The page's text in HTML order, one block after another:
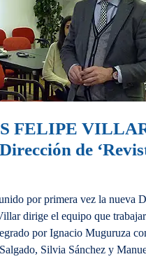
FELIPE
de
por primera vez la nueva
dirige el equipo que
por Ignacio Muguruza
Silvia Sánchez y